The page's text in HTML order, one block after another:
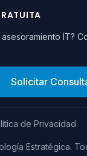
IT?
Solicitar
de Privacidad
Estratégica.